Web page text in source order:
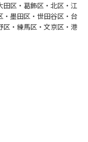
田区・葛飾区・北区・江
・墨田区・世田谷区・台
区・練馬区・文京区・港